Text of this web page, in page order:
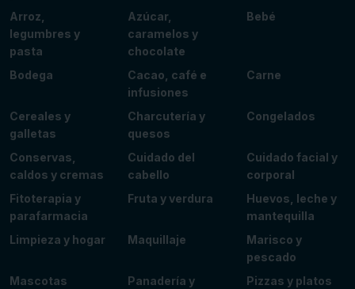
Arroz,
legumbres y
pasta
Azúcar,
caramelos y
chocolate
Bebé
Bodega
Cacao, café e
infusiones
Carne
Cereales y
galletas
Charcutería y
quesos
Congelados
Conservas,
caldos y cremas
Cuidado del
cabello
Cuidado facial y
corporal
Fitoterapia y
parafarmacia
Fruta y verdura
Huevos, leche y
mantequilla
Limpieza y hogar
Maquillaje
Marisco y
pescado
Mascotas
Panadería y
Pizzas y platos